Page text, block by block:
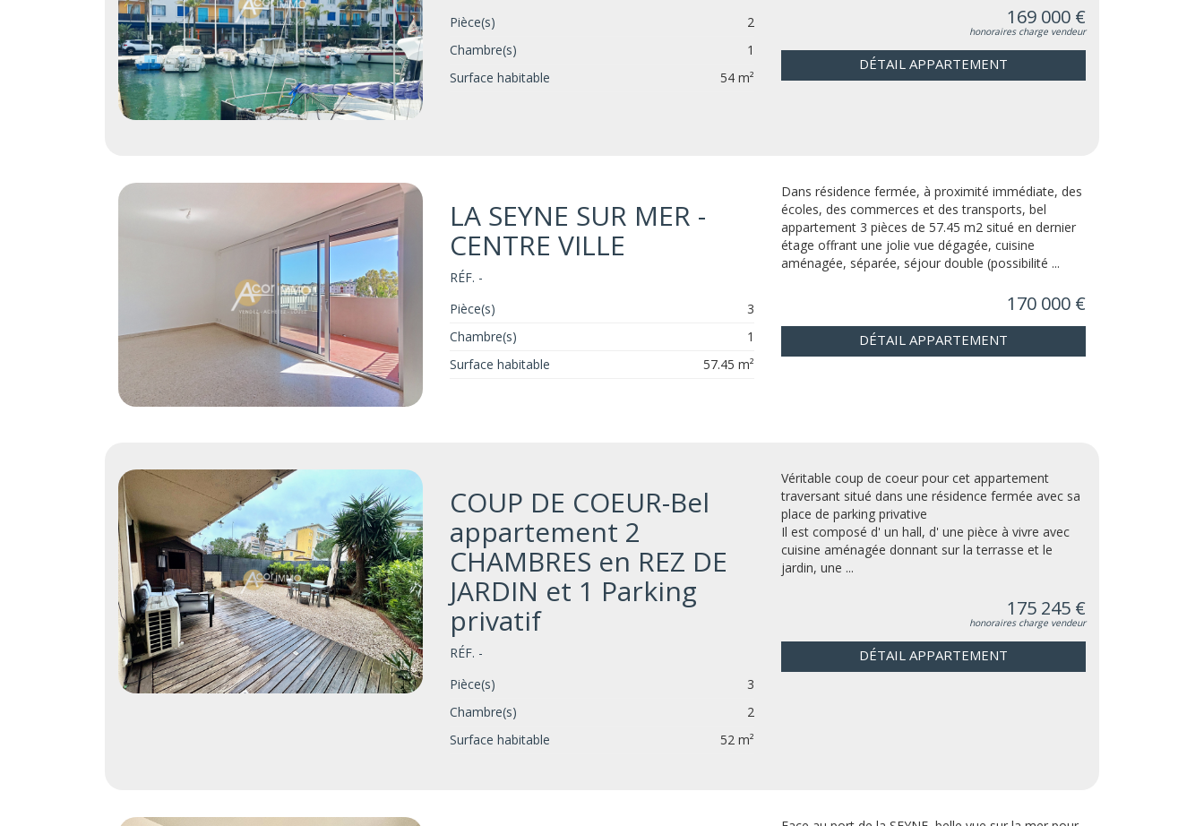
Pièce(s)
2
Chambre(s)
1
Surface habitable
54 m²
169 000 €
honoraires charge vendeur
DÉTAIL APPARTEMENT
LA SEYNE SUR MER -
CENTRE VILLE
RÉF. -
Pièce(s)
3
Chambre(s)
1
Surface habitable
57.45 m²
Dans résidence fermée, à proximité immédiate, des
écoles, des commerces et des transports, bel
appartement 3 pièces de 57.45 m2 situé en dernier
étage offrant une jolie vue dégagée, cuisine
aménagée, séparée, séjour double (possibilité ...
170 000 €
DÉTAIL APPARTEMENT
COUP DE COEUR-Bel
appartement 2
CHAMBRES en REZ DE
JARDIN et 1 Parking
privatif
RÉF. -
Pièce(s)
3
Chambre(s)
2
Surface habitable
52 m²
Véritable coup de coeur pour cet appartement
traversant situé dans une résidence fermée avec sa
place de parking privative
Il est composé d' un hall, d' une pièce à vivre avec
cuisine aménagée donnant sur la terrasse et le
jardin, une ...
175 245 €
honoraires charge vendeur
DÉTAIL APPARTEMENT